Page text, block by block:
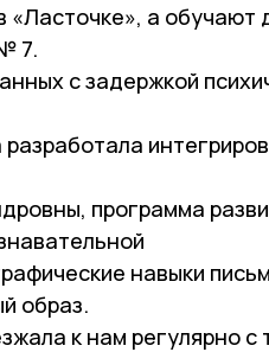
«Ласточке», а обучают
7.
с задержкой
программа
навыки
образ.
к нам регулярно с